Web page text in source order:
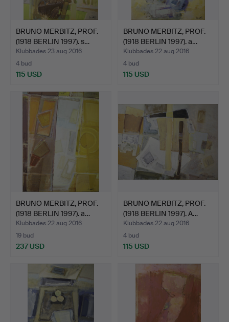
BRUNO MERBITZ, PROF.
(1918 BERLIN 1997). s…
Klubbades 23 aug 2016
4 bud
115 USD
BRUNO MERBITZ, PROF.
(1918 BERLIN 1997). a…
Klubbades 22 aug 2016
4 bud
115 USD
BRUNO MERBITZ, PROF.
(1918 BERLIN 1997). a…
Klubbades 22 aug 2016
19 bud
237 USD
BRUNO MERBITZ, PROF.
(1918 BERLIN 1997). A…
Klubbades 22 aug 2016
4 bud
115 USD